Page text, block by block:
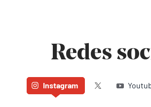
Redes
Instagram Twitter (X)